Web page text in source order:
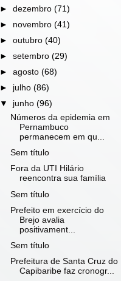
►dezembro(71)
► novembro(41)
►outubro(40)
►setembro(29)
►agosto(68)
► julho(86)
▼ junho(96)
Números da epidemia em
Pernambuco
permanecem em qu...
Sem título
Fora da UTI Hilário
reencontra sua família
Sem título
Prefeito em exercício do
Brejo avalia
positivament...
Sem título
Prefeitura de Santa Cruz do
Capibaribe faz cronogr...